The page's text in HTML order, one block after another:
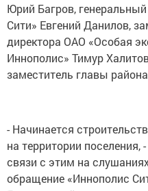
Юрий Багров,
Сити» Евгений Данилов,
директора ОАО «Особая
Иннополис» Тимур
заместитель главы
- Начинается
на территории поселения,
связи с этим на
обращение «Иннополис